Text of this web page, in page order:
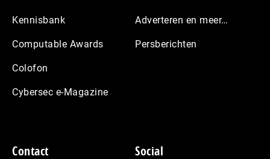
Kennisbank
Computable Awards
Colofon
Cybersec e-Magazine
Adverteren en meer…
Persberichten
Contact Social